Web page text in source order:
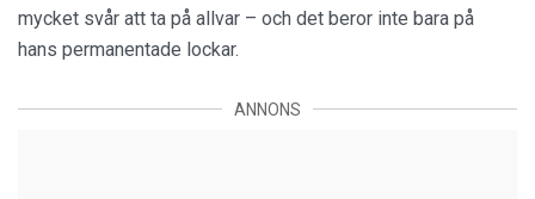
mycket svår att ta på allvar – och det beror inte bara på
hans permanentade lockar.
ANNONS